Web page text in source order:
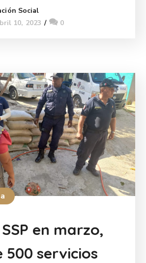
Social
10, 2023
0
en marzo,
500 servicios